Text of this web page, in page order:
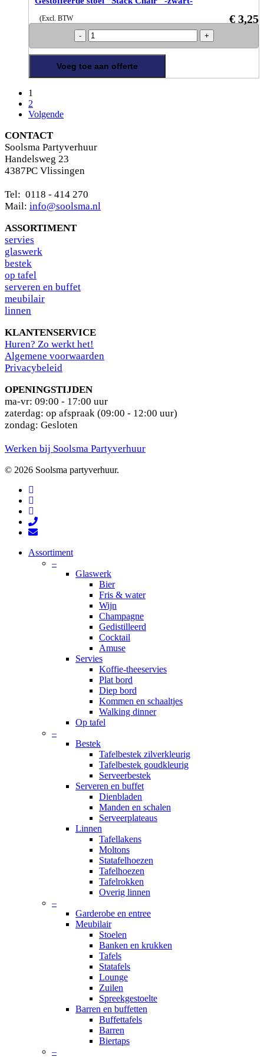
€ 3,25
(Excl. BTW
Gestoffeerde
stoel
“Stack
Chair”
-
Voeg toe aan offerte
1
2
Volgende
CONTACT
Soolsma Partyverhuur
Handelsweg 23
4387PC Vlissingen
Tel: 0118 - 414 270
Mail: info@soolsma.nl
ASSORTIMENT
servies
glaswerk
bestek
op tafel
serveren en buffet
meubilair
linnen
KLANTENSERVICE
Huren? Zo werkt het!
Algemene voorwaarden
Privacybeleid
OPENINGSTIJDEN
ma-vr: 09:00 - 17:00 uur
zaterdag: op afspraak (09:00 - 12:00 uur)
zondag: Gesloten
Werken bij Soolsma Partyverhuur
© 2026 Soolsma partyverhuur.
facebook
pinterest
instagram
phone
email
Close
Assortiment
–
Glaswerk
Bier
Fris & water
Wijn
Champagne
Gedistilleerd
Cocktail
Amuse
Servies
Koffie-theeservies
Plat bord
Diep bord
Kommen en schaaltjes
Walking dinner
Op tafel
–
Bestek
Tafelbestek zilverkleurig
Tafelbestek goudkleurig
Serveerbestek
Serveren en buffet
Dienbladen
Manden en schalen
Serveerplateaus
Linnen
Tafellakens
Moltons
Statafelhoezen
Tafelhoezen
Tafelrokken
Overig linnen
–
Garderobe en entree
Meubilair
Stoelen
Banken en krukken
Tafels
Statafels
Lounge
Zuilen
Spreekgestoelte
Barren en buffetten
Buffettafels
Barren
Biertaps
–